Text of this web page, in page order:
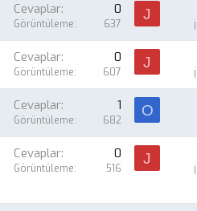
Cevaplar 0
Görüntüleme 637
J
Cevaplar 0
Görüntüleme 607
J
Cevaplar 1
Görüntüleme 682
O
Cevaplar 0
Görüntüleme 516
J